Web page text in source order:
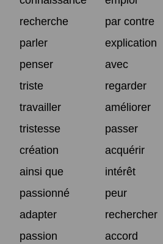
recherche
par contre
parler
explication
penser
avec
triste
regarder
travailler
améliorer
tristesse
passer
création
acquérir
ainsi que
intérêt
passionné
peur
adapter
rechercher
passion
accord